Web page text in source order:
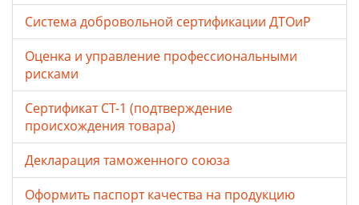
Система добровольной сертификации ДТОиР
Оценка и управление профессиональными
рисками
Сертификат СТ-1 (подтверждение
происхождения товара)
Декларация таможенного союза
Оформить паспорт качества на продукцию